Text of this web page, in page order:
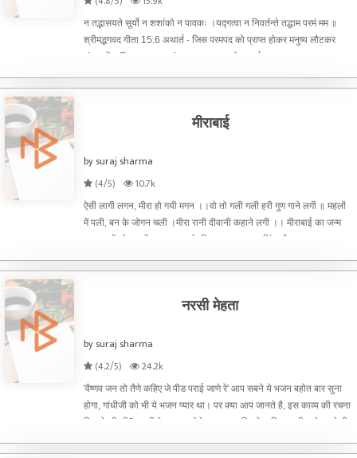
न तद्भासयते सूर्यो न शशांको न पावकः ।यद्गत्वा न निवर्तन्ते तद्धाम परमं मम ॥
श्रीमद्भगवद गीता 15.6 अथार्त - जिस परमपद को प्राप्त होकर मनुष्य लौटकर
संसार में नहीं आता उस स्वयंप्रकाश परमपद को न सूर्य प्रकाश
मीराबाई
by suraj sharma
(4/5)
10.7k
ऐसी लागी लगन, मीरा हो गयी मगन ।।वो तो गली गली हरी गुण गाने लगी ॥ महलों
में पली, बन के जोगन चली ।मीरा रानी दीवानी कहाने लगी ।। मीराबाई का जन्म
१९४८, में जोधपुर में हुआ था, उनके पिता का नाम रतन सिंह और माता का नाम
नरसी मेहता
by suraj sharma
(4.2/5)
24.2k
'वैष्णव जन तो तैणे कहिए जे पीड पराई जाणे रे' आप सबने ये भजन बहोत बार सुना
होगा, गांधीजी को भी ये भजन प्यार था। पर क्या आप जानते है, इस काव्य की रचना
किसने की थी? नरसी मेहता, एक ऐसे कृष्ण भक्त जिनके भक्तित्व की बाते करते ही